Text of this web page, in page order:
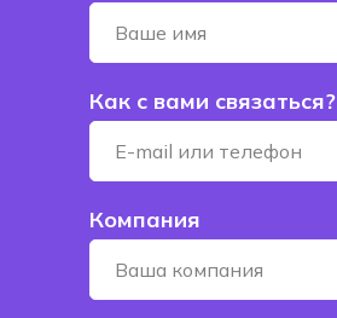
Как с вами связаться?
Компания